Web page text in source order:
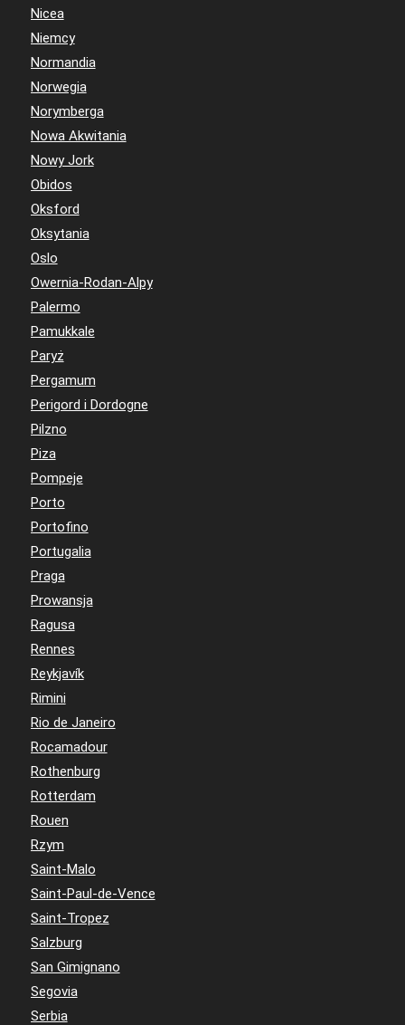
Nicea
Niemcy
Normandia
Norwegia
Norymberga
Nowa Akwitania
Nowy Jork
Obidos
Oksford
Oksytania
Oslo
Owernia-Rodan-Alpy
Palermo
Pamukkale
Paryż
Pergamum
Perigord i Dordogne
Pilzno
Piza
Pompeje
Porto
Portofino
Portugalia
Praga
Prowansja
Ragusa
Rennes
Reykjavík
Rimini
Rio de Janeiro
Rocamadour
Rothenburg
Rotterdam
Rouen
Rzym
Saint-Malo
Saint-Paul-de-Vence
Saint-Tropez
Salzburg
San Gimignano
Segovia
Serbia